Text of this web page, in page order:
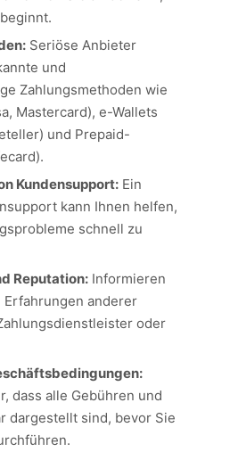
Seriöse Anbieter
und
Zahlungsmethoden wie
Mastercard), e-Wallets
und Prepaid-
Kundensupport:Ein
kann Ihnen helfen,
schnell zu
Reputation:Informieren
anderer
oder
dass alle Gebühren und
dargestellt sind, bevor Sie